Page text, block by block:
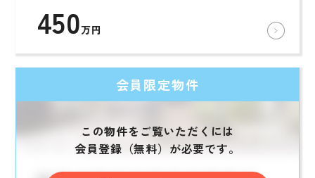
450万円
会員限定物件
この物件をご覧いただくには
会員登録（無料）が必要です。